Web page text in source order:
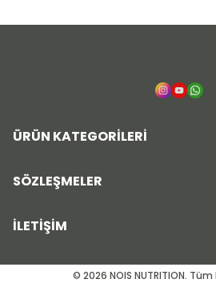
ÜRÜN KATEGORİLERİ
SÖZLEŞMELER
İLETİŞİM
© 2026 NOIS NUTRITION. Tüm